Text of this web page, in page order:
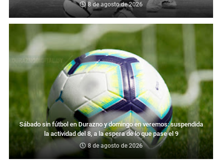
8 de agosto de 2026
Sábado sin fútbol en Durazno y domingo en veremos: suspendida
la actividad del 8, a la espera de lo que pase el 9
8 de agosto de 2026